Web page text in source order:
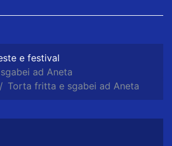
e festival
ad Aneta
Torta fritta e sgabei ad Aneta